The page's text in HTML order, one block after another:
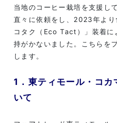
当地のコーヒー栽培を支援し
直々に依頼をし、2023年より
コタク（Eco Tact）」装着に
持がかないました。こちらを
します。
1．東ティモール・コ
いて